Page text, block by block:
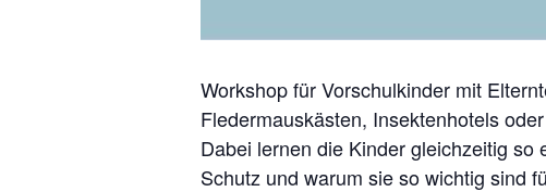
Workshop für Vorschulkinder mit
Fledermauskästen, Insektenhotels
Dabei lernen die Kinder gleichzeitig
Schutz und warum sie so wichtig sind